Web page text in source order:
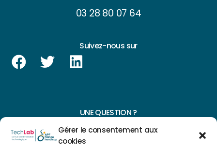
Gérer le consentement aux
cookies
03 28 80 07 64
Suivez-nous sur
UNE QUESTION ?
CONTACTEZ-NOUS